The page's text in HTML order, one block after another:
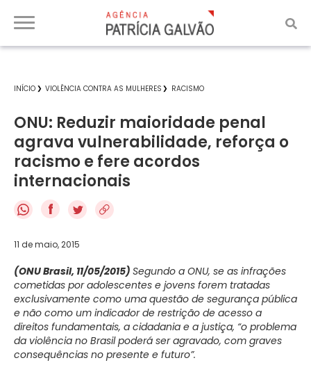
INÍCIO VIOLÊNCIA CONTRA AS MULHERES RACISMO
ONU: Reduzir maioridade penal
agrava vulnerabilidade, reforça o
racismo e fere acordos
internacionais
f
11 de maio, 2015
(ONU Brasil, 11/05/2015) Segundo a ONU, se as infrações
cometidas por adolescentes e jovens forem tratadas
exclusivamente como uma questão de segurança pública
e não como um indicador de restrição de acesso a
direitos fundamentais, a cidadania e a justiça, “o problema
da violência no Brasil poderá ser agravado, com graves
consequências no presente e futuro”.